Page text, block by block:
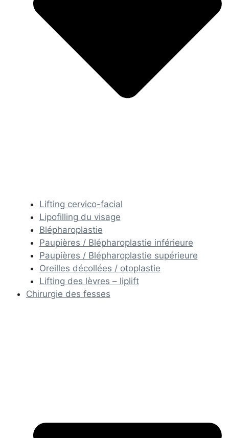
Lifting cervico-facial
Lipofilling du visage
Blépharoplastie
Paupières / Blépharoplastie inférieure
Paupières / Blépharoplastie supérieure
Oreilles décollées / otoplastie
Lifting des lèvres – liplift
Chirurgie des fesses